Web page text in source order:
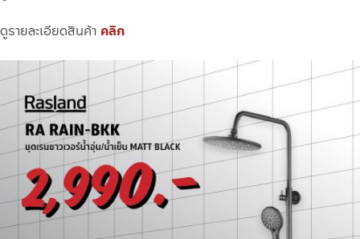
ดูรายละเอียดสินค้า คลิก